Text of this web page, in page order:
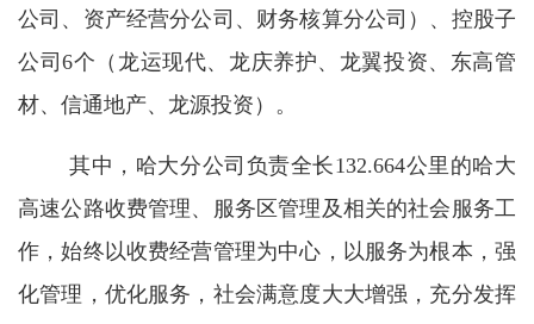
公司、资产经营分公司、财务核算分公司）、控股子
公司6个（龙运现代、龙庆养护、龙翼投资、东高管
材、信通地产、龙源投资）。
其中，哈大分公司负责全长132.664公里的哈大
高速公路收费管理、服务区管理及相关的社会服务工
作，始终以收费经营管理为中心，以服务为根本，强
化管理，优化服务，社会满意度大大增强，充分发挥